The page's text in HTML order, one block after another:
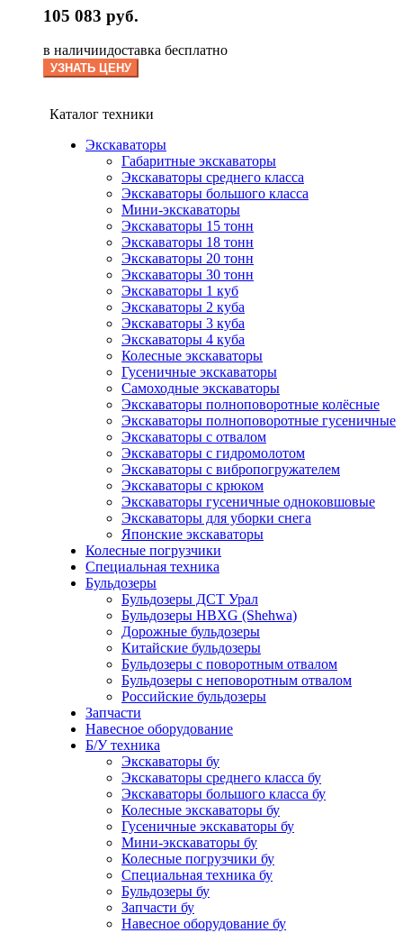
105 083 руб.
в наличиидоставка бесплатно
УЗНАТЬ ЦЕНУ
Каталог техники
Экскаваторы
Габаритные экскаваторы
Экскаваторы среднего класса
Экскаваторы большого класса
Мини-экскаваторы
Экскаваторы 15 тонн
Экскаваторы 18 тонн
Экскаваторы 20 тонн
Экскаваторы 30 тонн
Экскаваторы 1 куб
Экскаваторы 2 куба
Экскаваторы 3 куба
Экскаваторы 4 куба
Колесные экскаваторы
Гусеничные экскаваторы
Самоходные экскаваторы
Экскаваторы полноповоротные колёсные
Экскаваторы полноповоротные гусеничные
Экскаваторы с отвалом
Экскаваторы с гидромолотом
Экскаваторы с вибропогружателем
Экскаваторы с крюком
Экскаваторы гусеничные одноковшовые
Экскаваторы для уборки снега
Японские экскаваторы
Колесные погрузчики
Специальная техника
Бульдозеры
Бульдозеры ДСТ Урал
Бульдозеры HBXG (Shehwa)
Дорожные бульдозеры
Китайские бульдозеры
Бульдозеры с поворотным отвалом
Бульдозеры с неповоротным отвалом
Российские бульдозеры
Запчасти
Навесное оборудование
Б/У техника
Экскаваторы бу
Экскаваторы среднего класса бу
Экскаваторы большого класса бу
Колесные экскаваторы бу
Гусеничные экскаваторы бу
Мини-экскаваторы бу
Колесные погрузчики бу
Специальная техника бу
Бульдозеры бу
Запчасти бу
Навесное оборудование бу